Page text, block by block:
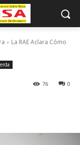
La RAE Aclara Cómo
0
76